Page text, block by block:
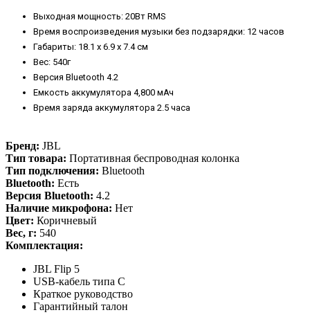
Выходная мощность: 20Вт RMS
Время воспроизведения музыки без подзарядки: 12 часов
Габариты: 18.1 x 6.9 x 7.4 см
Вес: 540г
Версия Bluetooth 4.2
Емкость аккумулятора 4,800 мАч
Время заряда аккумулятора 2.5 часа
Бренд: JBL
Тип товара: Портативная беспроводная колонка
Тип подключения: Bluetooth
Bluetooth: Есть
Версия Bluetooth: 4.2
Наличие микрофона: Нет
Цвет: Коричневый
Вес, г: 540
Комплектация:
JBL Flip 5
USB-кабель типа C
Краткое руководство
Гарантийный талон